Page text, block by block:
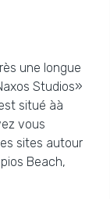
une longue
Studios»
situé àà
vous
sites autour
Beach,